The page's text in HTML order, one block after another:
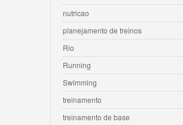
nutricao
planejamento de treinos
Rio
Running
Swimming
treinamento
treinamento de base